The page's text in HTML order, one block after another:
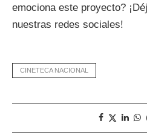
emociona este proyecto?
nuestras redes sociales!
CINETECA NACIONAL